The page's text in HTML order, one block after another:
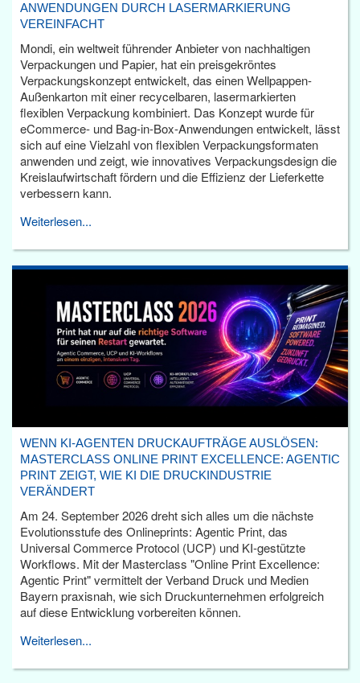
ANWENDUNGEN DURCH LASERMARKIERUNG
VEREINFACHT
Mondi, ein weltweit führender Anbieter von nachhaltigen
Verpackungen und Papier, hat ein preisgekröntes
Verpackungskonzept entwickelt, das einen Wellpappen-
Außenkarton mit einer recycelbaren, lasermarkierten
flexiblen Verpackung kombiniert. Das Konzept wurde für
eCommerce- und Bag-in-Box-Anwendungen entwickelt, lässt
sich auf eine Vielzahl von flexiblen Verpackungsformaten
anwenden und zeigt, wie innovatives Verpackungsdesign die
Kreislaufwirtschaft fördern und die Effizienz der Lieferkette
verbessern kann.
Weiterlesen...
WENN KI-AGENTEN DRUCKAUFTRÄGE AUSLÖSEN:
MASTERCLASS ONLINE PRINT EXCELLENCE: AGENTIC
PRINT ZEIGT, WIE KI DIE DRUCKINDUSTRIE
VERÄNDERT
Am 24. September 2026 dreht sich alles um die nächste
Evolutionsstufe des Onlineprints: Agentic Print, das
Universal Commerce Protocol (UCP) und KI-gestützte
Workflows. Mit der Masterclass "Online Print Excellence:
Agentic Print" vermittelt der Verband Druck und Medien
Bayern praxisnah, wie sich Druckunternehmen erfolgreich
auf diese Entwicklung vorbereiten können.
Weiterlesen...